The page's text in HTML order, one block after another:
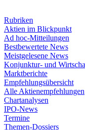
Rubriken
Aktien im Blickpunkt
Ad hoc-Mitteilungen
Bestbewertete News
Meistgelesene News
Konjunktur- und
Marktberichte
Empfehlungsübersicht
Alle Aktienempfehlungen
Chartanalysen
IPO-News
Termine
Themen-Dossiers